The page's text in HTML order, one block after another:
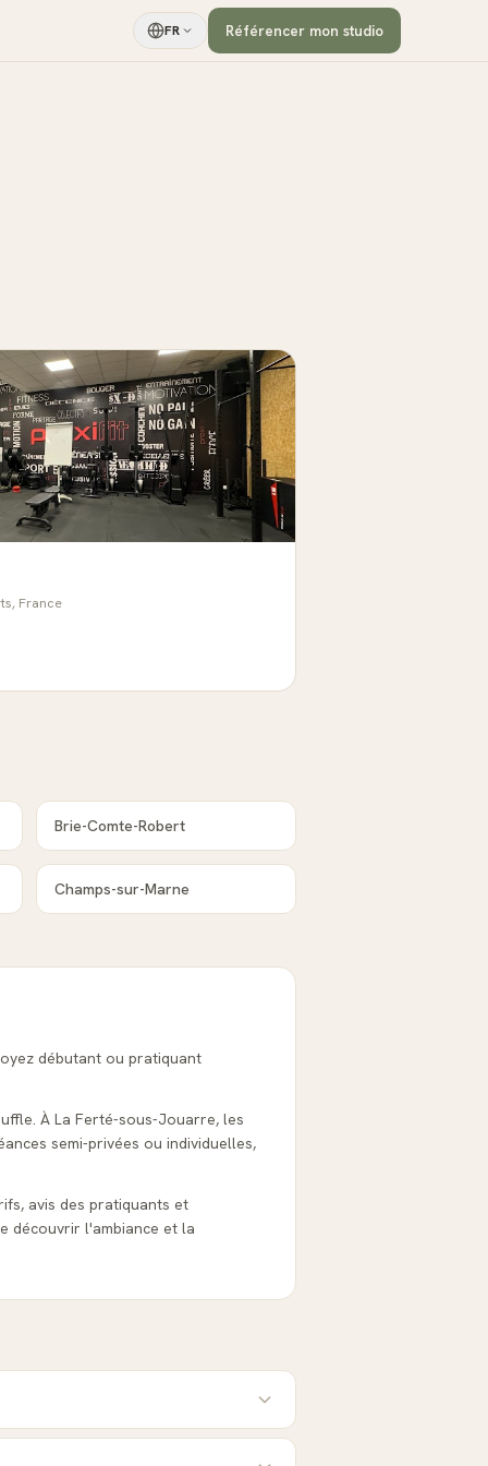
FR Référencer mon studio
France
Brie-Comte-Robert
Champs-sur-Marne
débutant ou pratiquant
À La Ferté-sous-Jouarre, les
semi-privées ou individuelles,
avis des pratiquants et
découvrir l'ambiance et la